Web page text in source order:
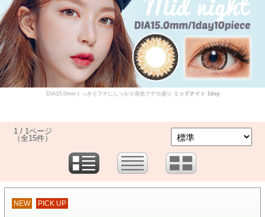
DIA15.0mmくっきりフチにしっかり発色でデカ盛り ミッドナイト 1day
1 / 1ページ
（全15件）
NEW PICK UP